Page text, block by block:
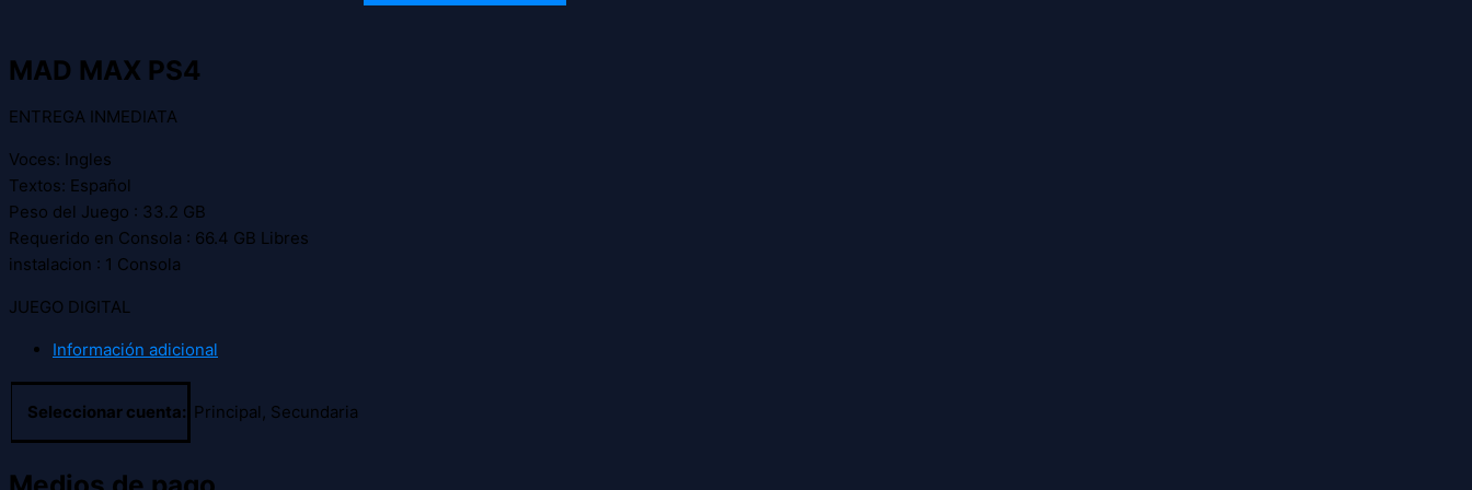
MAD MAX PS4
ENTREGA INMEDIATA
Voces: Ingles
Textos: Español
Peso del Juego : 33.2 GB
Requerido en Consola : 66.4 GB Libres
instalacion : 1 Consola
JUEGO DIGITAL
Información adicional
Seleccionar cuenta: Principal, Secundaria